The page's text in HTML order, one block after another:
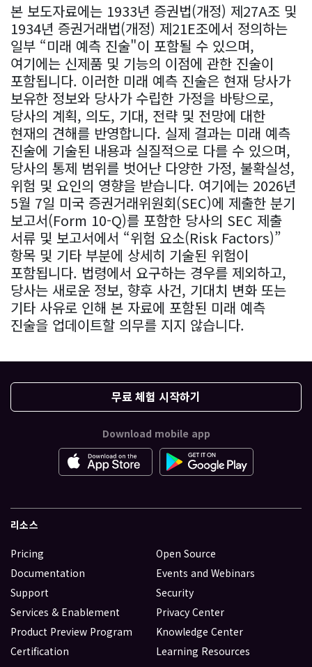
본 보도자료에는 1933년 증권법(개정) 제27A조 및
1934년 증권거래법(개정) 제21E조에서 정의하는
일부 “미래 예측 진술"이 포함될 수 있으며,
여기에는 신제품 및 기능의 이점에 관한 진술이
포함됩니다. 이러한 미래 예측 진술은 현재 당사가
보유한 정보와 당사가 수립한 가정을 바탕으로,
당사의 계획, 의도, 기대, 전략 및 전망에 대한
현재의 견해를 반영합니다. 실제 결과는 미래 예측
진술에 기술된 내용과 실질적으로 다를 수 있으며,
당사의 통제 범위를 벗어난 다양한 가정, 불확실성,
위험 및 요인의 영향을 받습니다. 여기에는 2026년
5월 7일 미국 증권거래위원회(SEC)에 제출한 분기
보고서(Form 10-Q)를 포함한 당사의 SEC 제출
서류 및 보고서에서 “위험 요소(Risk Factors)”
항목 및 기타 부분에 상세히 기술된 위험이
포함됩니다. 법령에서 요구하는 경우를 제외하고,
당사는 새로운 정보, 향후 사건, 기대치 변화 또는
기타 사유로 인해 본 자료에 포함된 미래 예측
진술을 업데이트할 의무를 지지 않습니다.
무료 체험 시작하기
Download mobile app
리소스
Pricing
Documentation
Support
Services & Enablement
Product Preview Program
Certification
Open Source
Events and Webinars
Security
Privacy Center
Knowledge Center
Learning Resources